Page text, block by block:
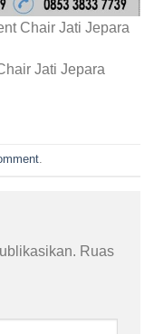
Chair Jati Jepara
Jati Jepara
.
Ruas